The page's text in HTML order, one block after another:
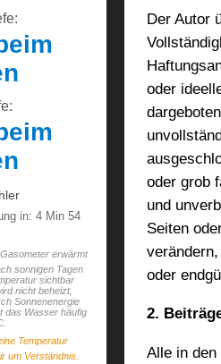
in: 4 Min 53
erwärmt
sonnigen Tagen
sichtbar
nicht beheizt,
Sonnenenergie
das Wasser häufig
Temperatur
um Verständnis.
Der Autor
oder
oder grob
und
Seiten
oder
2.
Alle in